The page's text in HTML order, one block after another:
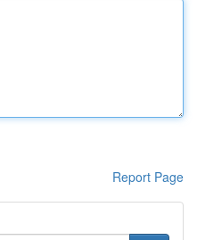
Report Page